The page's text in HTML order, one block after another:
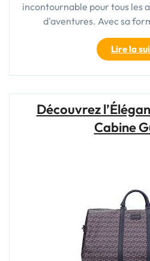
incontournable pour tous les
d'aventures. Avec sa
Lire la
Découvrez
Cabine